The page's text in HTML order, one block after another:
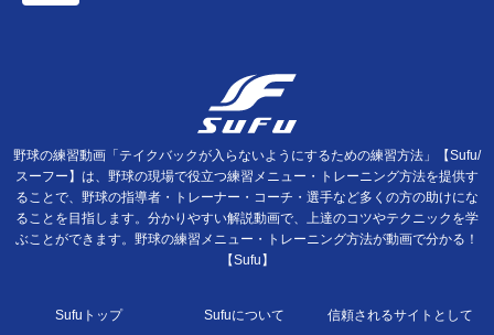
野球の練習動画「テイクバックが入らないようにするための練習方法」【Sufu/
スーフー】は、野球の現場で役立つ練習メニュー・トレーニング方法を提供す
ることで、野球の指導者・トレーナー・コーチ・選手など多くの方の助けにな
ることを目指します。分かりやすい解説動画で、上達のコツやテクニックを学
ぶことができます。野球の練習メニュー・トレーニング方法が動画で分かる！
【Sufu】
Sufuトップ Sufuについて 信頼されるサイトとして